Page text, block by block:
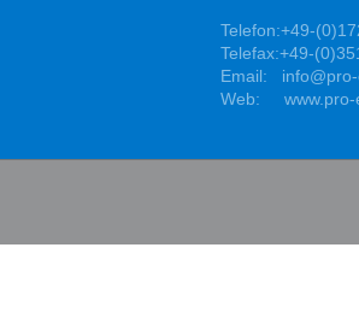
Telefon:+49-
Telefax:+49-
Email:
Web: www.pro-